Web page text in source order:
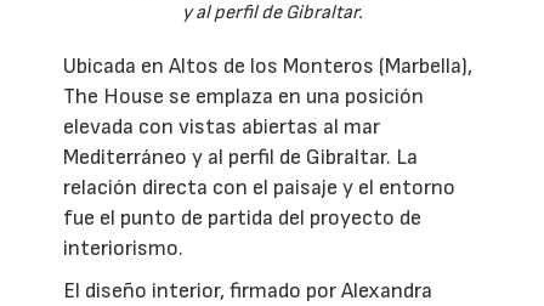
y al perfil de Gibraltar.
Ubicada en Altos de los Monteros (Marbella),
The House se emplaza en una posición
elevada con vistas abiertas al mar
Mediterráneo y al perfil de Gibraltar. La
relación directa con el paisaje y el entorno
fue el punto de partida del proyecto de
interiorismo.
El diseño interior, firmado por Alexandra